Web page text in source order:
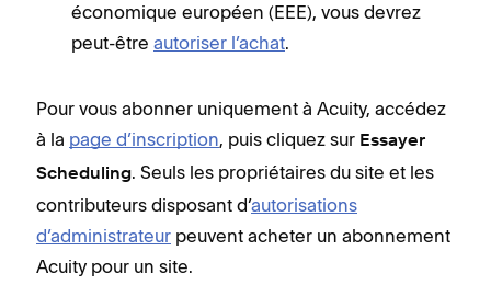
économique européen (EEE), vous devrez
peut-être autoriser l’achat.
Pour vous abonner uniquement à Acuity, accédez
à la page d’inscription, puis cliquez sur Essayer
Scheduling. Seuls les propriétaires du site et les
contributeurs disposant d’autorisations
d’administrateur peuvent acheter un abonnement
Acuity pour un site.